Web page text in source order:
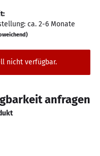
ca. 2-6 Monate
nicht verfügbar.
anfragen